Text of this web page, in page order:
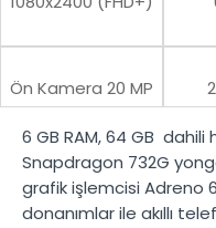
Ön Kamera 20 MP
6 GB RAM,64 GB dahili
Snapdragon 732G
grafik işlemcisi Adreno
donanımlar ile akıllı